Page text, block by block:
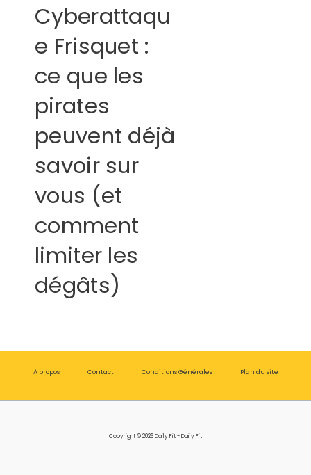
Cyberattaqu
e Frisquet :
ce que les
pirates
peuvent déjà
savoir sur
vous (et
comment
limiter les
dégâts)
À propos Contact Conditions Générales Plan du site
Copyright © 2026 Daily Fit - Daily Fit